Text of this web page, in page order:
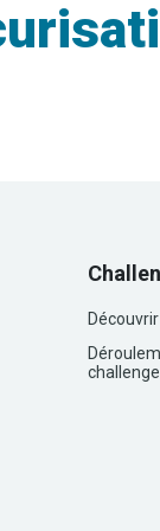
challenge